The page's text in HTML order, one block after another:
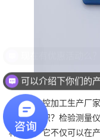
电机壳数控加工生产厂
和专业知识？检验测量
种手段，它不仅可以在